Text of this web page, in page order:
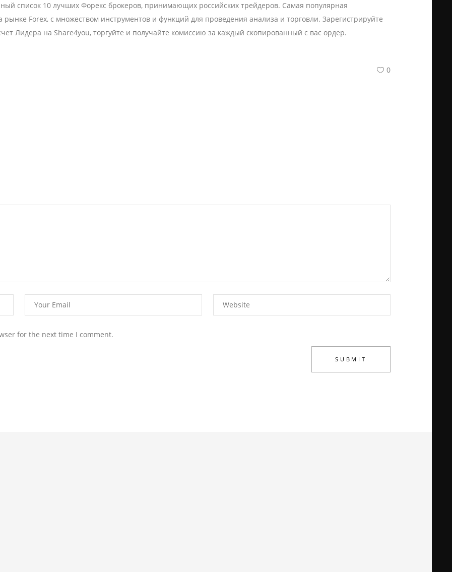
список 10 лучших Форекс брокеров, принимающих российских трейдеров. Самая популярная
Forex, с множеством инструментов и функций для проведения анализа и торговли. Зарегистрируйте
Лидера на Share4you, торгуйте и получайте комиссию за каждый скопированный с вас ордер.
0
for the next time I comment.